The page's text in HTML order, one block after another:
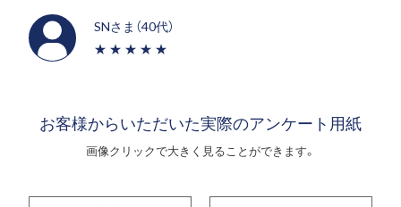
SNさま（40代）
★★★★★
お客様からいただいた実際のアンケート用紙
画像クリックで大きく見ることができます。